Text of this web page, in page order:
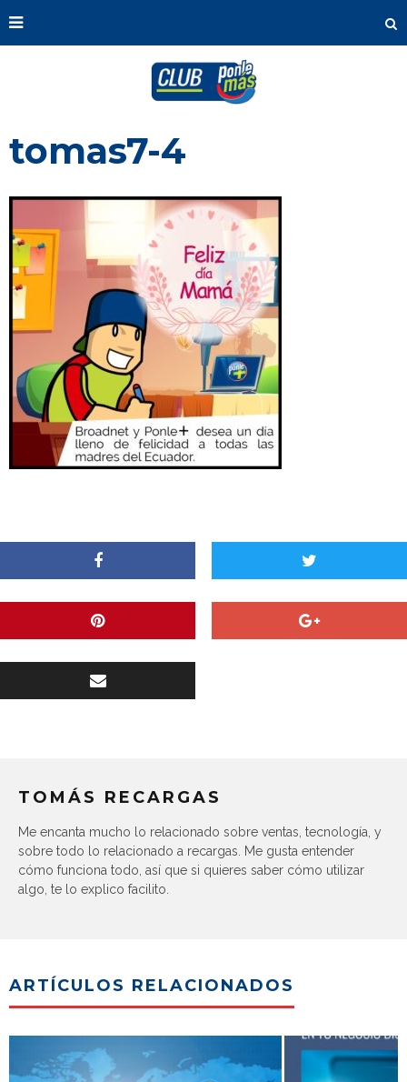
tomas7-4
TOMÁS RECARGAS
Me encanta mucho lo relacionado sobre ventas, tecnología, y
sobre todo lo relacionado a recargas. Me gusta entender
cómo funciona todo, así que si quieres saber cómo utilizar
algo, te lo explico facilito.
ARTÍCULOS RELACIONADOS